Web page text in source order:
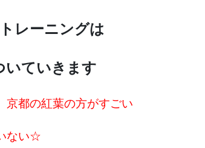
レーニングは
いていきます
京都の紅葉の方がすごい
ない☆